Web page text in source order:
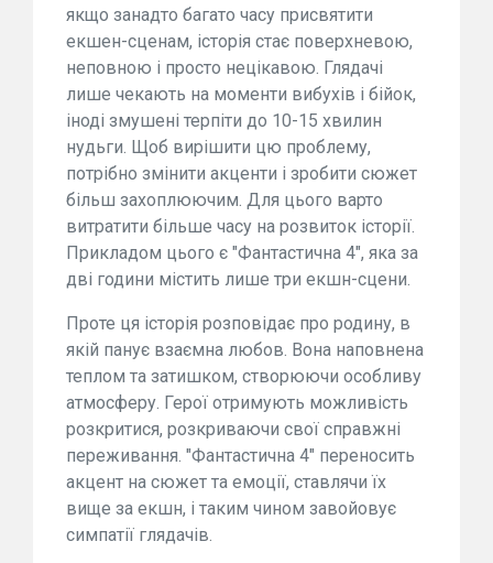
якщо занадто багато часу присвятити
екшен-сценам, історія стає поверхневою,
неповною і просто нецікавою. Глядачі
лише чекають на моменти вибухів і бійок,
іноді змушені терпіти до 10-15 хвилин
нудьги. Щоб вирішити цю проблему,
потрібно змінити акценти і зробити сюжет
більш захоплюючим. Для цього варто
витратити більше часу на розвиток історії.
Прикладом цього є "Фантастична 4", яка за
дві години містить лише три екшн-сцени.
Проте ця історія розповідає про родину, в
якій панує взаємна любов. Вона наповнена
теплом та затишком, створюючи особливу
атмосферу. Герої отримують можливість
розкритися, розкриваючи свої справжні
переживання. "Фантастична 4" переносить
акцент на сюжет та емоції, ставлячи їх
вище за екшн, і таким чином завойовує
симпатії глядачів.